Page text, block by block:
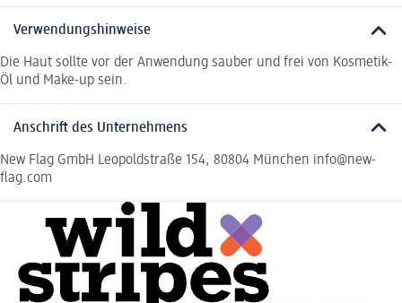
Verwendungshinweise
Die Haut sollte vor der Anwendung sauber und frei von Kosmetik-
Öl und Make-up sein.
Anschrift des Unternehmens
New Flag GmbH Leopoldstraße 154, 80804 München info@new-
flag.com